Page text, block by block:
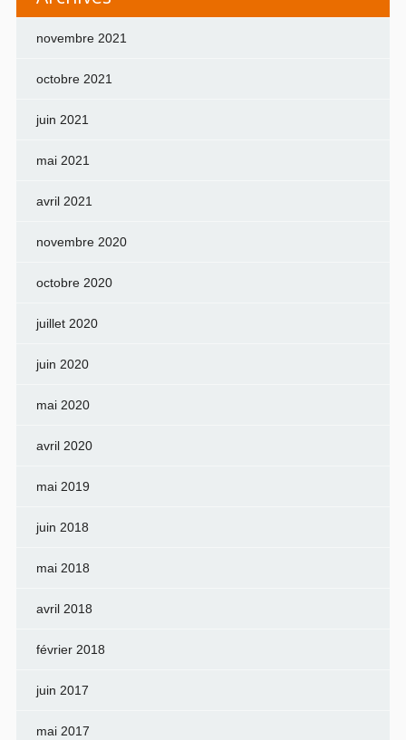
novembre 2021
octobre 2021
juin 2021
mai 2021
avril 2021
novembre 2020
octobre 2020
juillet 2020
juin 2020
mai 2020
avril 2020
mai 2019
juin 2018
mai 2018
avril 2018
février 2018
juin 2017
mai 2017